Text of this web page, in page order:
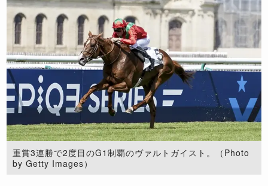
重賞3連勝で2度目のG1制覇のヴァルトガイスト。（Photo
by Getty Images）